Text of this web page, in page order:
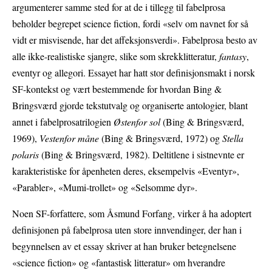
argumenterer samme sted for at de i tillegg til fabelprosa
beholder begrepet science fiction, fordi «selv om navnet for så
vidt er misvisende, har det affeksjonsverdi». Fabelprosa besto av
alle ikke-realistiske sjangre, slike som skrekklitteratur, fantasy,
eventyr og allegori. Essayet har hatt stor definisjonsmakt i norsk
SF-kontekst og vært bestemmende for hvordan Bing &
Bringsværd gjorde tekstutvalg og organiserte antologier, blant
annet i fabelprosatrilogien Østenfor sol(Bing & Bringsværd,
1969), Vestenfor måne(Bing & Bringsværd, 1972) ogStella
polaris(Bing & Bringsværd, 1982). Deltitlene i sistnevnte er
karakteristiske for åpenheten deres, eksempelvis «Eventyr»,
«Parabler», «Mumi-trollet» og «Selsomme dyr».
Noen SF-forfattere, som Åsmund Forfang, virker å ha adoptert
definisjonen på fabelprosa uten store innvendinger, der han i
begynnelsen av et essay skriver at han bruker betegnelsene
«science fiction» og «fantastisk litteratur» om hverandre